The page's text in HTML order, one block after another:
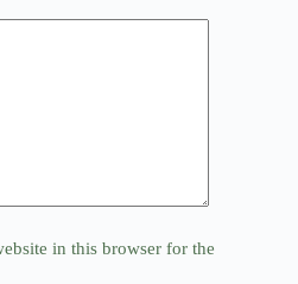
in this browser for the